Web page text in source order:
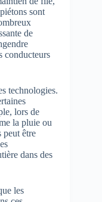
sont
de
conducteurs
technologies.
lors de
la pluie ou
peut être
dans des
les